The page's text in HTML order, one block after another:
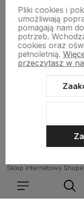
Born To Vape||
NIP: 7141861133 || E:
Sklep internetowy
Pliki cookies i
umożliwiają
pomagają nam
potrzeb.
cookies oraz
pełnoletnią.
przeczytasz w